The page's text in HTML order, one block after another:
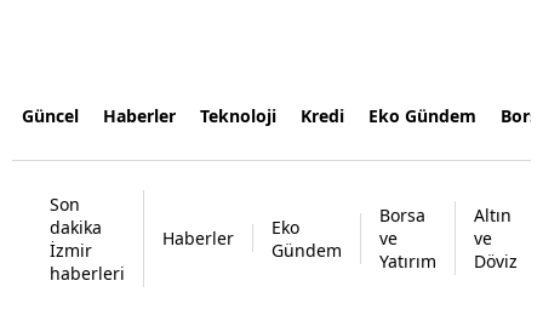
Güncel Haberler Teknoloji Kredi Eko Gündem
Son
dakika
İzmir
haberleri
Haberler
Eko
Gündem
Borsa
ve
Yatırım
Altın
ve
Döviz